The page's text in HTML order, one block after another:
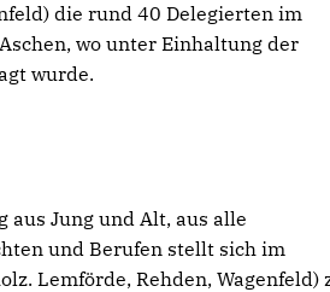
die rund 40 Delegierten im
wo unter Einhaltung der
wurde.
aus Jung und Alt, aus alle
und Berufen stellt sich im
Lemförde, Rehden, Wagenfeld)